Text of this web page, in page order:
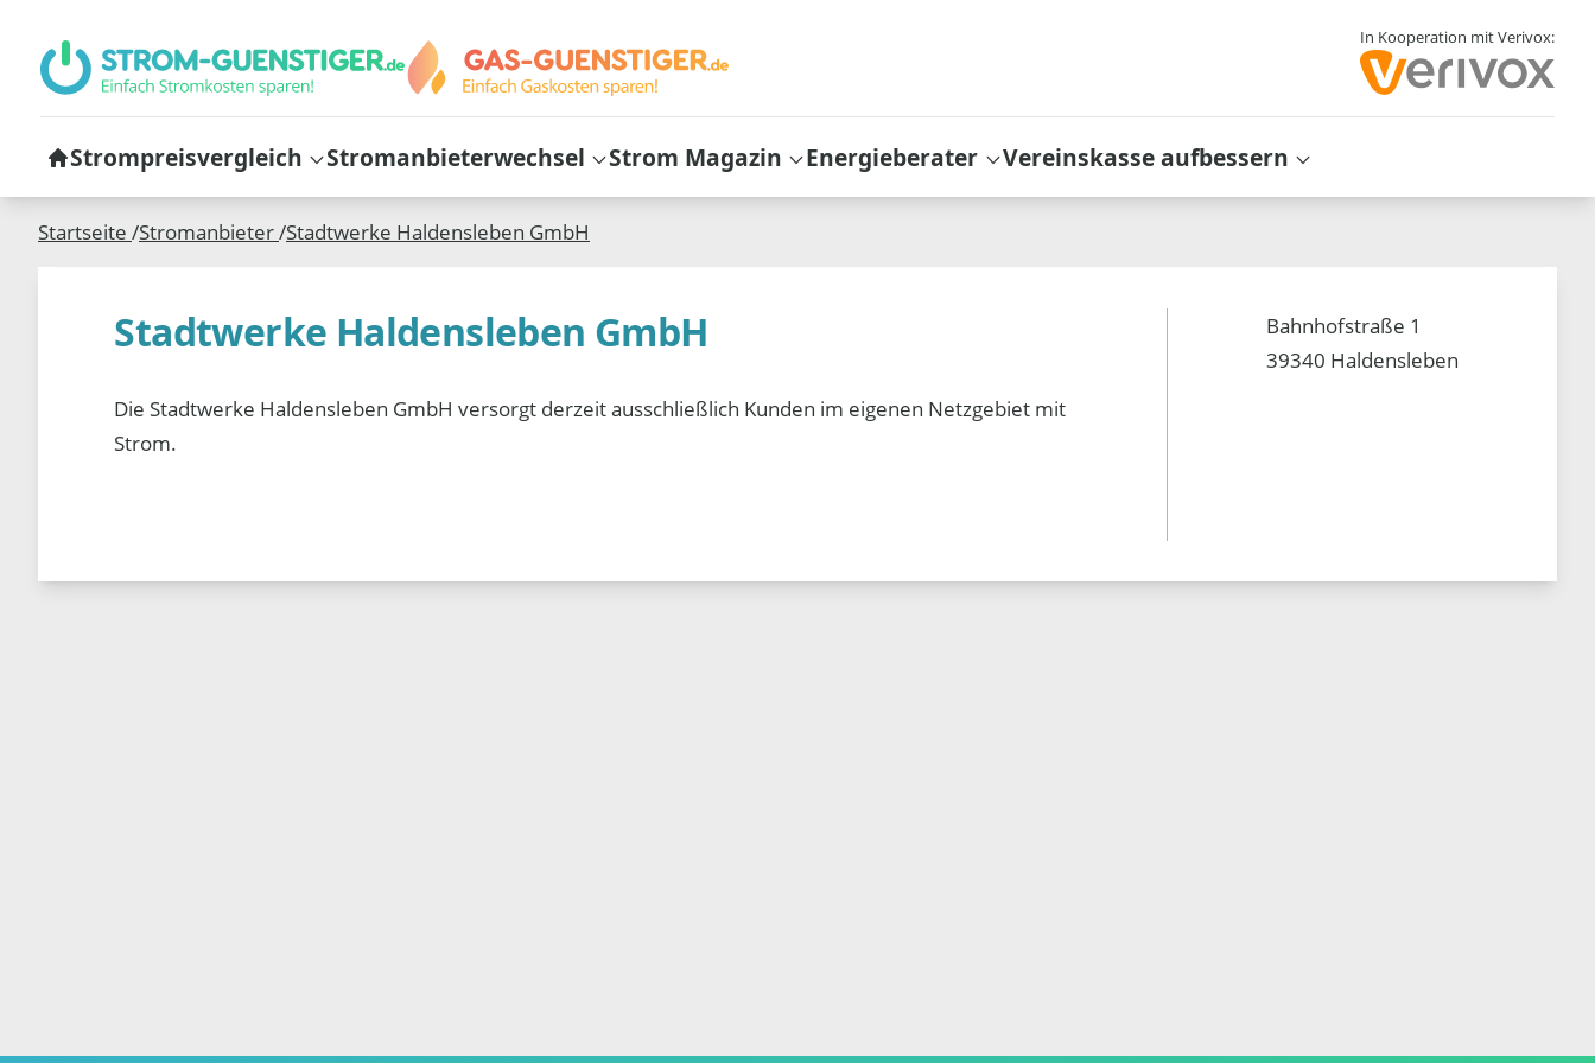
In Kooperation mit Verivox:
Strompreisvergleich Stromanbieterwechsel Strom Magazin Energieberater Vereinskasse aufbessern
Startseite /Stromanbieter/Stadtwerke Haldensleben GmbH
Stadtwerke Haldensleben GmbH
Die Stadtwerke Haldensleben GmbH versorgt derzeit ausschließlich Kunden im eigenen Netzgebiet mit
Strom.
Bahnhofstraße 1
39340 Haldensleben